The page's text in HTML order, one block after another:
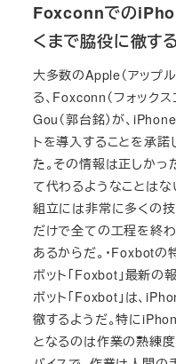
Foxconnでの
くまで脇役に徹す
大多数のApple（アップ
る、Foxconn（フォック
Gou（郭台銘）が、
トを導入することを承
た。その情報は正しかっ
て代わるようなことは
組立には非常に多くの技
だけで全ての工程を終
あるからだ。・Foxbotの
ボット「Foxbot」最新の
ボット「Foxbot」は、
徹するようだ。特に
となるのは作業の熟練